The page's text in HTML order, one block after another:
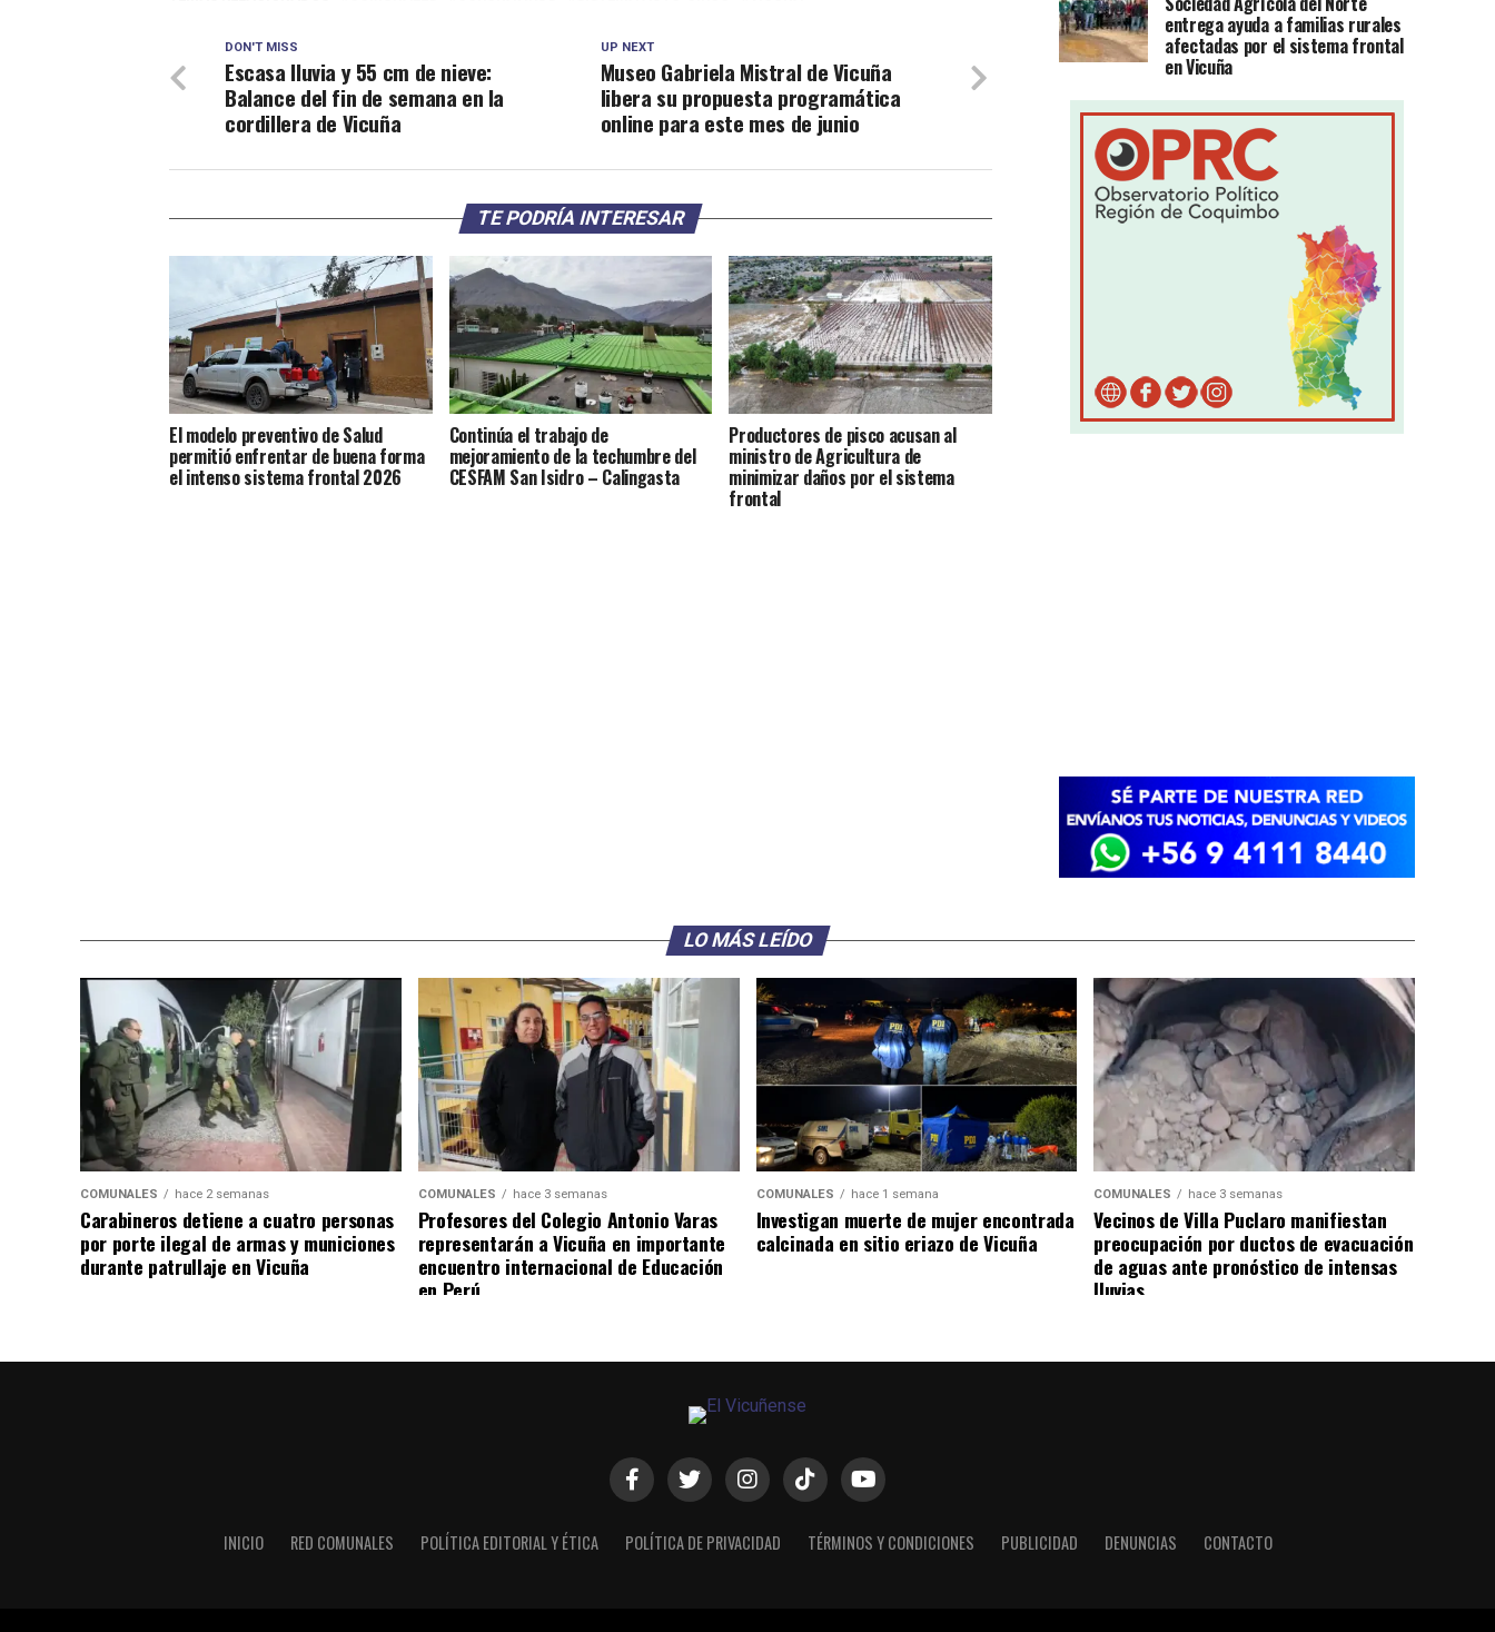
UP NEXT
Museo Gabriela Mistral de Vicuña
libera su propuesta programática
online para este mes de junio
DON'T MISS
Escasa lluvia y 55 cm de nieve:
Balance del fin de semana en la
cordillera de Vicuña
TE PODRÍA INTERESAR
El modelo preventivo de Salud
permitió enfrentar de buena forma
el intenso sistema frontal 2026
Continúa el trabajo de
mejoramiento de la techumbre del
CESFAM San Isidro – Calingasta
Productores de pisco acusan al
ministro de Agricultura de
minimizar daños por el sistema
frontal
entrega ayuda a familias rurales
afectadas por el sistema frontal
en Vicuña
LO MÁS LEÍDO
COMUNALES hace 2 semanas
Carabineros detiene a cuatro personas
por porte ilegal de armas y municiones
durante patrullaje en Vicuña
COMUNALES hace 3 semanas
Profesores del Colegio Antonio Varas
representarán a Vicuña en importante
encuentro internacional de Educación
en Perú
COMUNALES hace 1 semana
Investigan muerte de mujer encontrada
calcinada en sitio eriazo de Vicuña
COMUNALES hace 3 semanas
Vecinos de Villa Puclaro manifiestan
preocupación por ductos de evacuación
de aguas ante pronóstico de intensas
lluvias
INICIO RED COMUNALES POLÍTICA EDITORIAL Y ÉTICA POLÍTICA DE PRIVACIDAD TÉRMINOS Y CONDICIONES PUBLICIDAD DENUNCIAS CONTACTO